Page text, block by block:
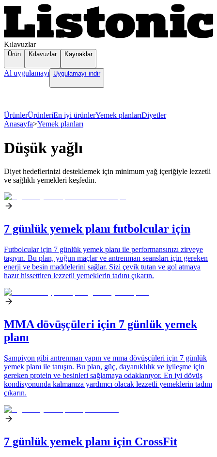
Kılavuzlar
Ürün Kılavuzlar Kaynaklar
Al uygulamayı Uygulamayı indir
ÜrünlerÜrünleriEn iyi ürünlerYemek planlarıDiyetler
Anasayfa>Yemek planları
Düşük yağlı
Diyet hedeflerinizi desteklemek için minimum yağ içeriğiyle lezzetli
ve sağlıklı yemekleri keşfedin.
7 günlük yemek planı futbolcular için
Futbolcular için 7 günlük yemek planı ile performansınızı zirveye
taşıyın. Bu plan, yoğun maçlar ve antrenman seansları için gereken
enerji ve besin maddelerini sağlar. Sizi çevik tutan ve gol atmaya
hazır hissettiren lezzetli yemeklerin tadını çıkarın.
MMA dövüşçüleri için 7 günlük yemek
planı
Şampiyon gibi antrenman yapın ve mma dövüşçüleri için 7 günlük
yemek planı ile tanışın. Bu plan, güç, dayanıklılık ve iyileşme için
gereken protein ve besinleri sağlamaya odaklanıyor. En iyi dövüş
kondisyonunda kalmanıza yardımcı olacak lezzetli yemeklerin tadını
çıkarın.
7 günlük yemek planı için CrossFit